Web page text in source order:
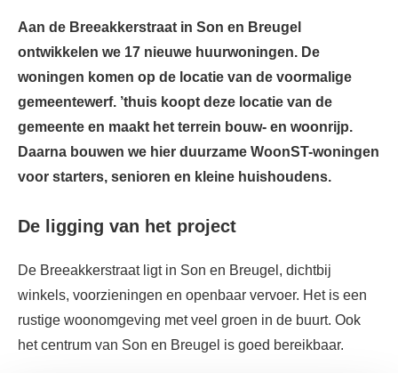
Aan de Breeakkerstraat in Son en Breugel
ontwikkelen we 17 nieuwe huurwoningen. De
woningen komen op de locatie van de voormalige
gemeentewerf. ’thuis koopt deze locatie van de
gemeente en maakt het terrein bouw- en woonrijp.
Daarna bouwen we hier duurzame WoonST-woningen
voor starters, senioren en kleine huishoudens.
De ligging van het project
De Breeakkerstraat ligt in Son en Breugel, dichtbij
winkels, voorzieningen en openbaar vervoer. Het is een
rustige woonomgeving met veel groen in de buurt. Ook
het centrum van Son en Breugel is goed bereikbaar.